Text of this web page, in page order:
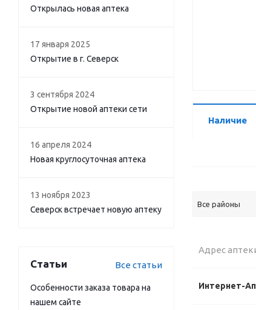
Наличие
Все районы
Адрес
Интернет-
Открылась новая аптека
17 января 2025
Открытие в г. Северск
3 сентября 2024
Открытие новой аптеки сети
16 апреля 2024
Новая круглосуточная аптека
13 ноября 2023
Северск встречает новую аптеку
Статьи Все статьи
Особенности заказа товара на
нашем сайте